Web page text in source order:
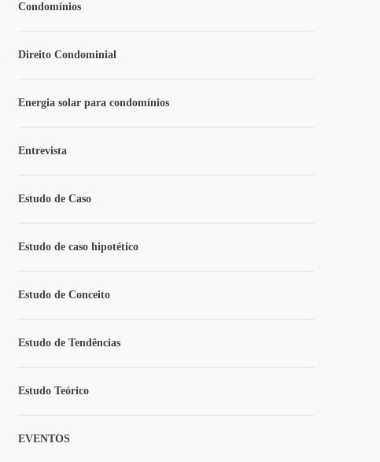
Condomínios
Direito Condominial
Energia solar para condomínios
Entrevista
Estudo de Caso
Estudo de caso hipotético
Estudo de Conceito
Estudo de Tendências
Estudo Teórico
EVENTOS